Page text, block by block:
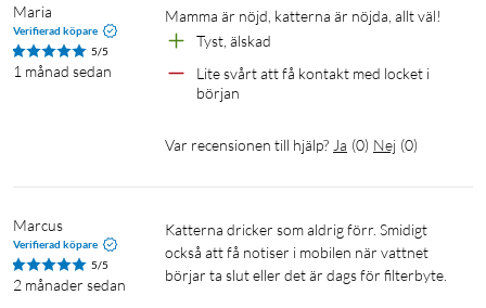
Maria
Verifierad köpare
5/5
1 månad sedan
Mamma är nöjd, katterna är nöjda, allt väl!
Tyst, älskad
Lite svårt att få kontakt med locket i
början
Var recensionen till hjälp? Ja (0) Nej (0)
Marcus
Verifierad köpare
5/5
2 månader sedan
Katterna dricker som aldrig förr. Smidigt
också att få notiser i mobilen när vattnet
börjar ta slut eller det är dags för filterbyte.